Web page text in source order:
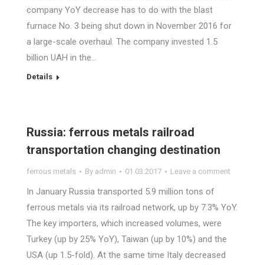
company YoY decrease has to do with the blast
furnace No. 3 being shut down in November 2016 for
a large-scale overhaul. The company invested 1.5
billion UAH in the…
Details
Russia: ferrous metals railroad
transportation changing destination
ferrous metals By admin 01.03.2017 Leave a comment
In January Russia transported 5.9 million tons of
ferrous metals via its railroad network, up by 7.3% YoY.
The key importers, which increased volumes, were
Turkey (up by 25% YoY), Taiwan (up by 10%) and the
USA (up 1.5-fold). At the same time Italy decreased